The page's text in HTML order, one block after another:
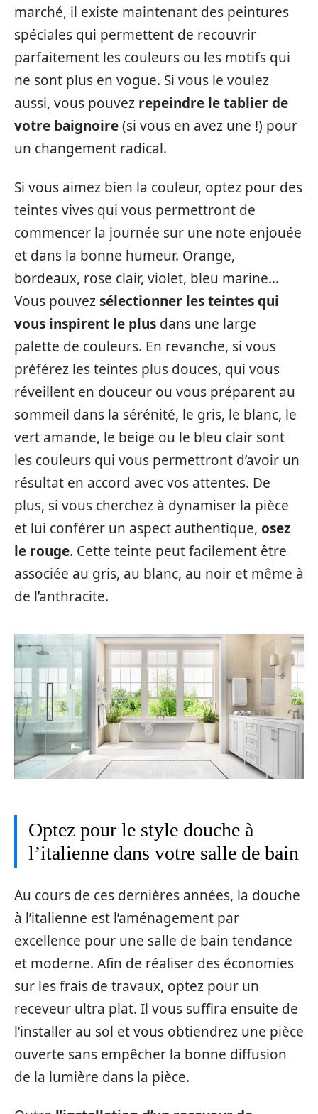
marché, il existe maintenant des peintures
spéciales qui permettent de recouvrir
parfaitement les couleurs ou les motifs qui
ne sont plus en vogue. Si vous le voulez
aussi, vous pouvez repeindre le tablier de
votre baignoire(si vous en avez une !) pour
un changement radical.
Si vous aimez bien la couleur, optez pour des
teintes vives qui vous permettront de
commencer la journée sur une note enjouée
et dans la bonne humeur. Orange,
bordeaux, rose clair, violet, bleu marine…
Vous pouvezsélectionner les teintes qui
vous inspirent le plus dans une large
palette de couleurs. En revanche, si vous
préférez les teintes plus douces, qui vous
réveillent en douceur ou vous préparent au
sommeil dans la sérénité, le gris, le blanc, le
vert amande, le beige ou le bleu clair sont
les couleurs qui vous permettront d’avoir un
résultat en accord avec vos attentes. De
plus, si vous cherchez à dynamiser la pièce
et lui conférer un aspect authentique, osez
le rouge. Cette teinte peut facilement être
associée au gris, au blanc, au noir et même à
de l’anthracite.
Optez pour le style douche à
l’italienne dans votre salle de bain
Au cours de ces dernières années, la douche
à l’italienne est l’aménagement par
excellence pour une salle de bain tendance
et moderne. Afin de réaliser des économies
sur les frais de travaux, optez pour un
receveur ultra plat. Il vous suffira ensuite de
l’installer au sol et vous obtiendrez une pièce
ouverte sans empêcher la bonne diffusion
de la lumière dans la pièce.